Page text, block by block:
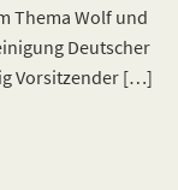
Thema Wolf und
Deutscher
Vorsitzender […]